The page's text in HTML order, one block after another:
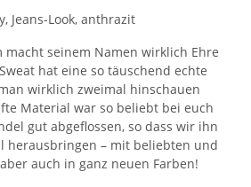
Jeans-Look, anthrazit
macht seinem Namen wirklich Ehre
hat eine so täuschend echte
wirklich zweimal hinschauen
Material war so beliebt bei euch
gut abgeflossen, so dass wir ihn
herausbringen – mit beliebten und
auch in ganz neuen Farben!